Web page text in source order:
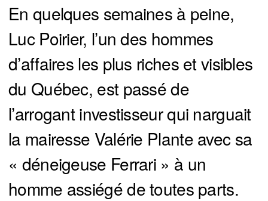
En quelques semaines à peine,
Luc Poirier, l’un des hommes
d’affaires les plus riches et visibles
du Québec, est passé de
l’arrogant investisseur qui narguait
la mairesse Valérie Plante avec sa
« déneigeuse Ferrari » à un
homme assiégé de toutes parts.